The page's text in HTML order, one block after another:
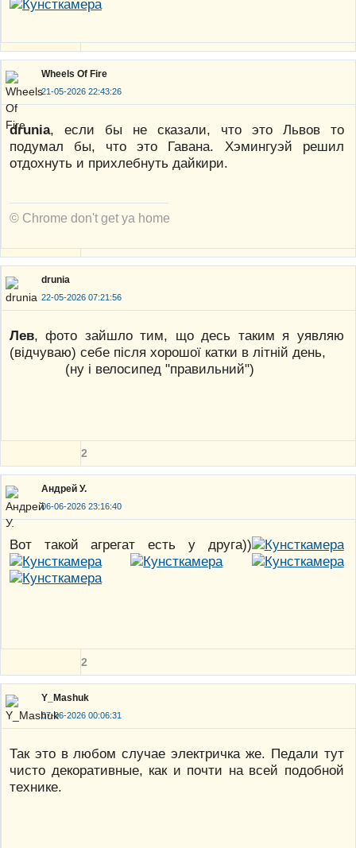
Wheels Of Fire
21-05-2026 22:43:26
drunia, если бы не сказали, что это Львов то
подумал бы, что это Гавана. Хэмингуэй решил
отдохнуть и прихлебнуть дайкири.
© Chrome don't get ya home
drunia
22-05-2026 07:21:56
Лев, фото зайшло тим, що десь таким я уявляю
(відчуваю) себе після хорошої катки в літній день,
(ну і велосипед "правильний")
2
Андрей У.
06-06-2026 23:16:40
Вот такой агрегат есть у друга))
2
Y_Mashuk
07-06-2026 00:06:31
Так это в любом случае электричка же. Педали тут
чисто декоративные, как и почти на всей подобной
технике.